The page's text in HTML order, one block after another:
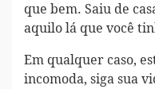
que bem. Saiu de
aquilo lá que você
Em qualquer caso,
incomoda, siga sua